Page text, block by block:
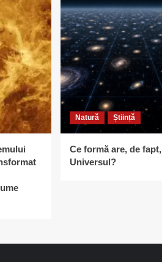
Natură Știință
Ce formă are, de fapt,
Universul?